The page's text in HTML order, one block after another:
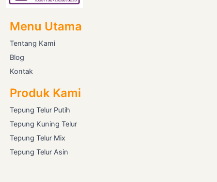
Menu Utama
Tentang Kami
Blog
Kontak
Produk Kami
Tepung Telur Putih
Tepung Kuning Telur
Tepung Telur Mix
Tepung Telur Asin